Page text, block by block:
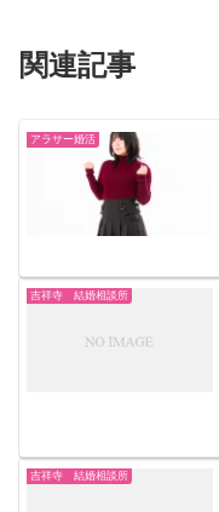
関連記事
アラサー婚活
吉祥寺 結婚相談所
吉祥寺 結婚相談所